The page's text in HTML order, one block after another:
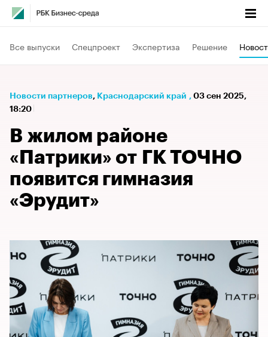
Все выпуски Спецпроект Экспертиза Решение
Новости партнеров⁠, Краснодарский край , 03 сен 2025,
18:20
В жилом районе
«Патрики» от ГК ТОЧНО
появится гимназия
«Эрудит»